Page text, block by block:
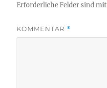
Erforderliche Felder sind mit
KOMMENTAR *